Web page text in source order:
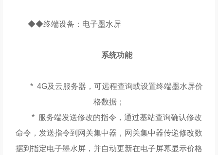
◆◆终端设备：电子墨水屏
系统功能
* 4G及云服务器，可远程查询或设置终端墨水屏价
格数据；
* 服务端发送修改的指令，通过基站查询确认修改
命令，发送指令到网关集中器，网关集中器传递修改数
据到指定电子墨水屏，并自动更新在电子屏幕显示价格